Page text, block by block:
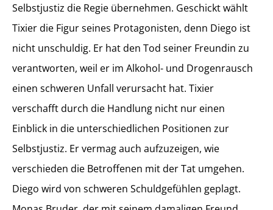
Selbstjustiz die Regie übernehmen. Geschickt wählt
Tixier die Figur seines Protagonisten, denn Diego ist
nicht unschuldig. Er hat den Tod seiner Freundin zu
verantworten, weil er im Alkohol- und Drogenrausch
einen schweren Unfall verursacht hat. Tixier
verschafft durch die Handlung nicht nur einen
Einblick in die unterschiedlichen Positionen zur
Selbstjustiz. Er vermag auch aufzuzeigen, wie
verschieden die Betroffenen mit der Tat umgehen.
Diego wird von schweren Schuldgefühlen geplagt.